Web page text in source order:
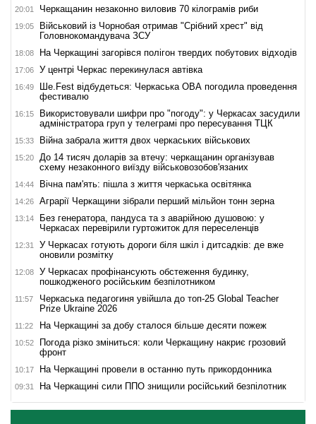
20:01 Черкащанин незаконно виловив 70 кілограмів риби
19:05
Військовий із Чорнобая отримав "Срібний хрест" від
Головнокомандувача ЗСУ
18:08 На Черкащині загорівся полігон твердих побутових відходів
17:06 У центрі Черкас перекинулася автівка
16:49
Ше.Fest відбудеться: Черкаська ОВА погодила проведення
фестивалю
16:15
Використовували шифри про "погоду": у Черкасах засудили
адміністратора груп у телеграмі про пересування ТЦК
15:33 Війна забрала життя двох черкаських військових
15:20
До 14 тисяч доларів за втечу: черкащанин організував
схему незаконного виїзду військовозобов'язаних
14:44 Вічна пам'ять: пішла з життя черкаська освітянка
14:26 Аграрії Черкащини зібрали перший мільйон тонн зерна
13:14
Без генератора, пандуса та з аварійною душовою: у
Черкасах перевірили гуртожиток для переселенців
12:31
У Черкасах готують дороги біля шкіл і дитсадків: де вже
оновили розмітку
12:08
У Черкасах профінансують обстеження будинку,
пошкодженого російським безпілотником
11:57
Черкаська педагогиня увійшла до топ-25 Global Teacher
Prize Ukraine 2026
11:22 На Черкащині за добу сталося більше десяти пожеж
10:52
Погода різко зміниться: коли Черкащину накриє грозовий
фронт
10:17 На Черкащині провели в останню путь прикордонника
09:31 На Черкащині сили ППО знищили російський безпілотник